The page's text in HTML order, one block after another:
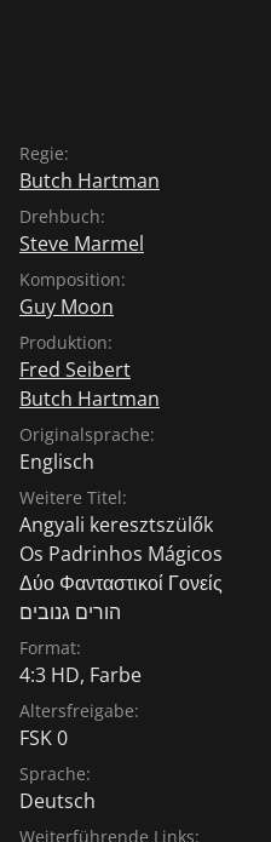
Regie:
Butch Hartman
Drehbuch:
Steve Marmel
Komposition:
Guy Moon
Produktion:
Fred Seibert
Butch Hartman
Originalsprache:
Englisch
Weitere Titel:
Angyali keresztszülők
Os Padrinhos Mágicos
Δύο Φανταστικοί Γονείς
הורים גנובים
Format:
4:3 HD, Farbe
Altersfreigabe:
FSK 0
Sprache:
Deutsch
Weiterführende Links: